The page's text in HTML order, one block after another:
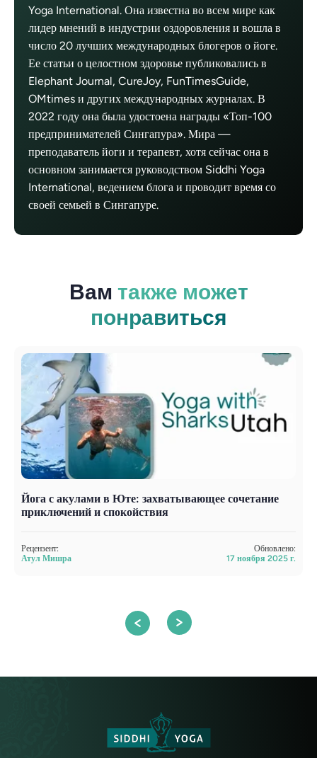
Yoga International. Она известна во всем мире как
лидер мнений в индустрии оздоровления и вошла в
число 20 лучших международных блогеров о йоге.
Ее статьи о целостном здоровье публиковались в
Elephant Journal, CureJoy, FunTimesGuide,
OMtimes и других международных журналах. В
2022 году она была удостоена награды «Топ-100
предпринимателей Сингапура». Мира —
преподаватель йоги и терапевт, хотя сейчас она в
основном занимается руководством Siddhi Yoga
International, ведением блога и проводит время со
своей семьей в Сингапуре.
Вам также может
понравиться
Йога с акулами в Юте: захватывающее сочетание
приключений и спокойствия
Рецензент:
Атул Мишра
Обновлено:
17 ноября 2025 г.